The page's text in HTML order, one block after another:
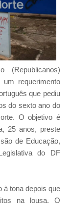
(Republicanos)
um requerimento
que pediu
do sexto ano do
O objetivo é
25 anos, preste
de Educação,
do DF
à tona depois que
na lousa. O